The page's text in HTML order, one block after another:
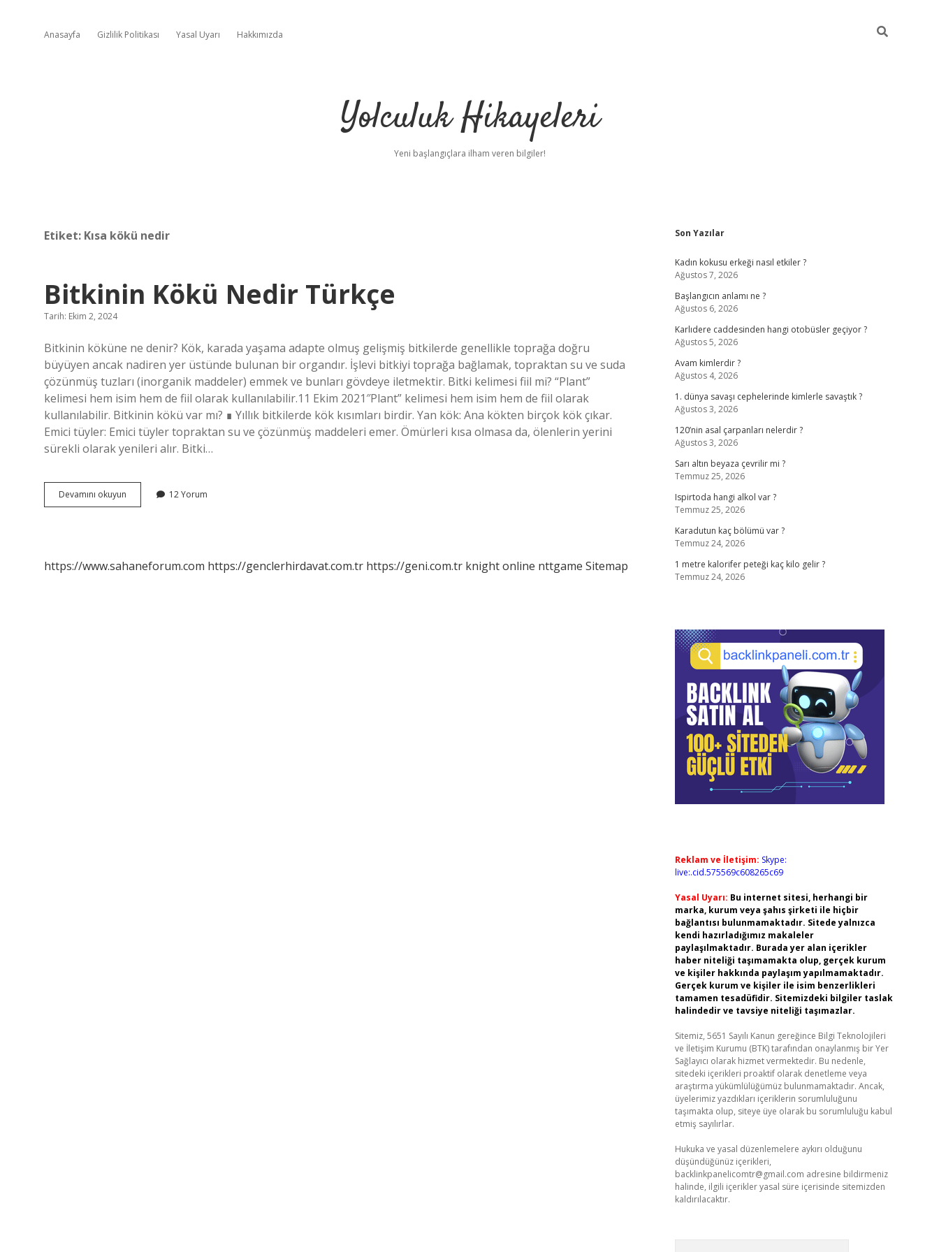
Anasayfa Gizlilik Politikası Yasal Uyarı Hakkımızda
Yolculuk Hikayeleri
Yeni başlangıçlara ilham veren bilgiler!
Etiket: Kısa kökü nedir
Bitkinin Kökü Nedir Türkçe
Tarih: Ekim 2, 2024
Bitkinin köküne ne denir? Kök, karada yaşama adapte olmuş gelişmiş bitkilerde genellikle toprağa doğru
büyüyen ancak nadiren yer üstünde bulunan bir organdır. İşlevi bitkiyi toprağa bağlamak, topraktan su ve suda
çözünmüş tuzları (inorganik maddeler) emmek ve bunları gövdeye iletmektir. Bitki kelimesi fiil mi? “Plant”
kelimesi hem isim hem de fiil olarak kullanılabilir.11 Ekim 2021″Plant” kelimesi hem isim hem de fiil olarak
kullanılabilir. Bitkinin kökü var mı? ∎ Yıllık bitkilerde kök kısımları birdir. Yan kök: Ana kökten birçok kök çıkar.
Emici tüyler: Emici tüyler topraktan su ve çözünmüş maddeleri emer. Ömürleri kısa olmasa da, ölenlerin yerini
sürekli olarak yenileri alır. Bitki…
Devamını okuyun
Kökü
12 Yorum
https://www.sahaneforum.com https://genclerhirdavat.com.tr https://geni.com.tr knight online nttgame Sitemap
Sidebar
Son Yazılar
Kadın kokusu erkeği nasıl etkiler ?
Ağustos 7, 2026
Başlangıcın anlamı ne ?
Ağustos 6, 2026
Karlıdere caddesinden hangi otobüsler geçiyor ?
Ağustos 5, 2026
Avam kimlerdir ?
Ağustos 4, 2026
1. dünya savaşı cephelerinde kimlerle savaştık ?
Ağustos 3, 2026
120’nin asal çarpanları nelerdir ?
Ağustos 3, 2026
Sarı altın beyaza çevrilir mi ?
Temmuz 25, 2026
Ispirtoda hangi alkol var ?
Temmuz 25, 2026
Karadutun kaç bölümü var ?
Temmuz 24, 2026
1 metre kalorifer peteği kaç kilo gelir ?
Temmuz 24, 2026
Reklam ve İletişim: Skype:
live:.cid.575569c608265c69
Yasal Uyarı: Bu internet sitesi, herhangi bir
marka, kurum veya şahıs şirketi ile hiçbir
bağlantısı bulunmamaktadır. Sitede yalnızca
kendi hazırladığımız makaleler
paylaşılmaktadır. Burada yer alan içerikler
haber niteliği taşımamakta olup, gerçek kurum
ve kişiler hakkında paylaşım yapılmamaktadır.
Gerçek kurum ve kişiler ile isim benzerlikleri
tamamen tesadüfidir. Sitemizdeki bilgiler taslak
halindedir ve tavsiye niteliği taşımazlar.
Sitemiz, 5651 Sayılı Kanun gereğince Bilgi Teknolojileri
ve İletişim Kurumu (BTK) tarafından onaylanmış bir Yer
Sağlayıcı olarak hizmet vermektedir. Bu nedenle,
sitedeki içerikleri proaktif olarak denetleme veya
araştırma yükümlülüğümüz bulunmamaktadır. Ancak,
üyelerimiz yazdıkları içeriklerin sorumluluğunu
taşımakta olup, siteye üye olarak bu sorumluluğu kabul
etmiş sayılırlar.
Hukuka ve yasal düzenlemelere aykırı olduğunu
düşündüğünüz içerikleri,
backlinkpanelicomtr@gmail.com adresine bildirmeniz
halinde, ilgili içerikler yasal süre içerisinde sitemizden
kaldırılacaktır.
betexper giriş